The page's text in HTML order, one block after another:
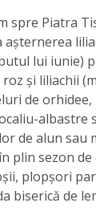
spre Piatra
lui iunie)
şi liliachii
de orhidee,
albastre
de alun sau
plin sezon
plopşori
biserică de